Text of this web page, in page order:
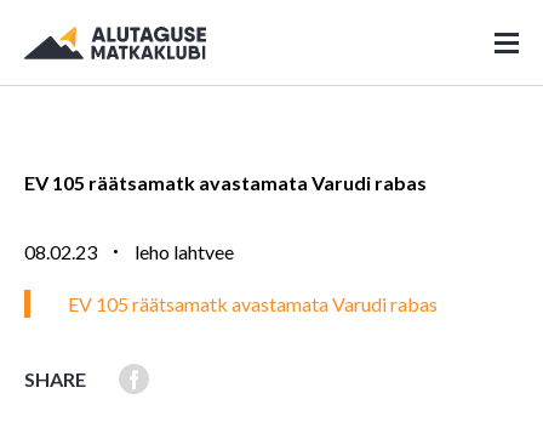
EV 105 räätsamatk avastamata Varudi rabas
08.02.23 leho lahtvee
EV 105 räätsamatk avastamata Varudi rabas
SHARE